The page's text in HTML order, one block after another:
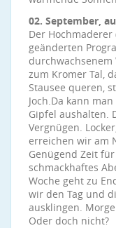
02. September,
Der
geänderten
durchwachsenem
zum Kromer Tal,
Stausee queren,
Joch.Da kann
Gipfel aushalten.
Vergnügen.
erreichen wir am
Genügend Zeit
schmackhaftes
Woche geht zu
wir den Tag und
ausklingen.
Oder doch nicht?